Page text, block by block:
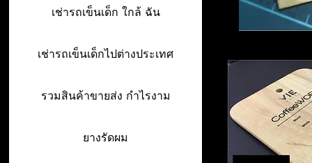
เช่ารถเข็นเด็ก ใกล้ ฉัน
เช่ารถเข็นเด็กไปต่างประเทศ
รวมสินค้าขายส่ง กำไรงาม
ยางรัดผม